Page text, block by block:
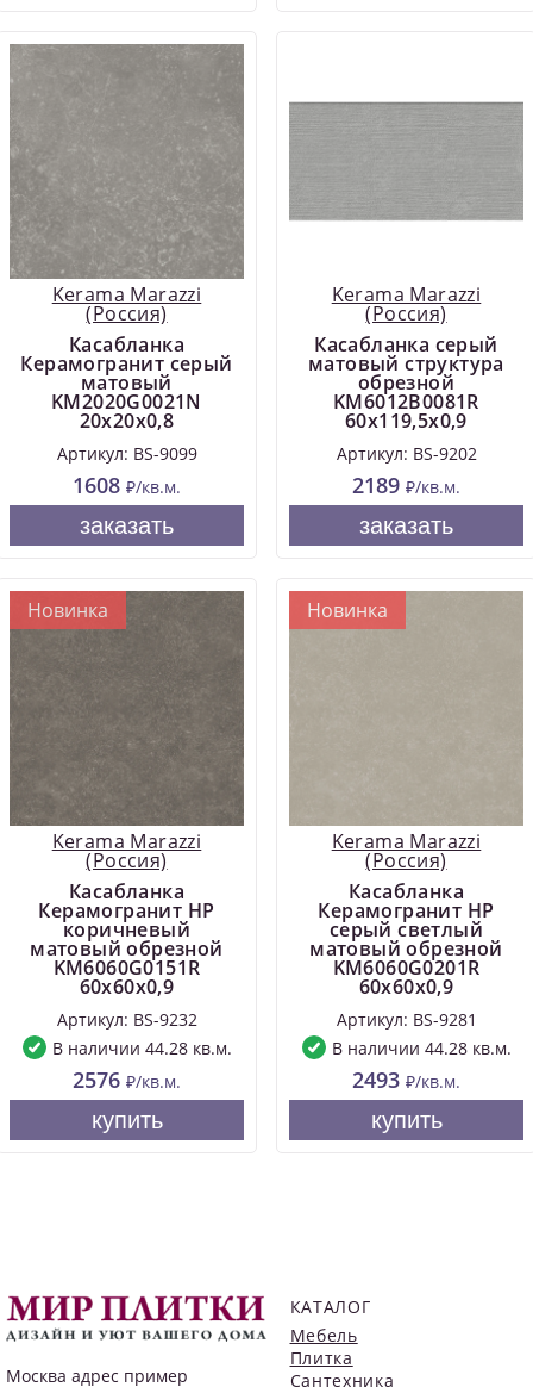
Kerama Marazzi
(Россия)
Касабланка
Керамогранит серый
матовый
KM2020G0021N
20x20x0,8
Артикул: BS-9099
1608 ₽/кв.м.
заказать
Kerama Marazzi
(Россия)
Касабланка серый
матовый структура
обрезной
KM6012B0081R
60x119,5x0,9
Артикул: BS-9202
2189 ₽/кв.м.
заказать
Новинка
Kerama Marazzi
(Россия)
Касабланка
Керамогранит HP
коричневый
матовый обрезной
KM6060G0151R
60x60x0,9
Артикул: BS-9232
В наличии 44.28 кв.м.
2576 ₽/кв.м.
купить
Новинка
Kerama Marazzi
(Россия)
Касабланка
Керамогранит HP
серый светлый
матовый обрезной
KM6060G0201R
60x60x0,9
Артикул: BS-9281
В наличии 44.28 кв.м.
2493 ₽/кв.м.
купить
Москва адрес пример
КАТАЛОГ
Мебель
Плитка
Сантехника